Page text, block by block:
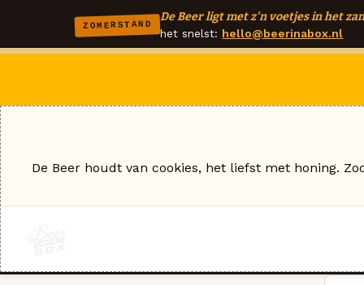
ZOMERSTAND
De Beer ligt met z'n voetjes in het
het snelst: hello@beerinabox.nl
De Beer houdt van cookies, het liefst met honing.